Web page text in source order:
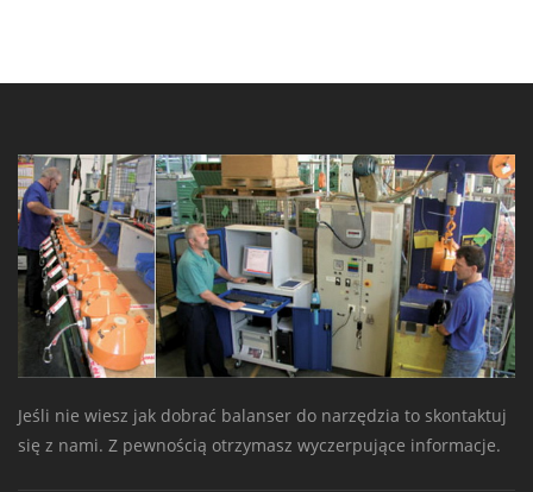
Jeśli nie wiesz jak dobrać balanser do narzędzia to skontaktuj
się z nami. Z pewnością otrzymasz wyczerpujące informacje.